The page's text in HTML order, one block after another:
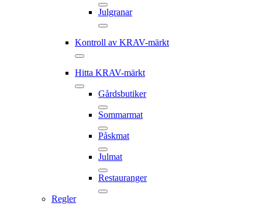
Julgranar
Kontroll av KRAV-märkt
Hitta KRAV-märkt
Gårdsbutiker
Sommarmat
Påskmat
Julmat
Restauranger
Regler